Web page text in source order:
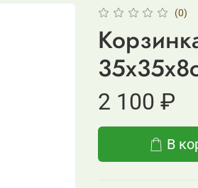
(0)
2 100 ₽
В